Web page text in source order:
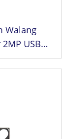
Walang
USB
PC